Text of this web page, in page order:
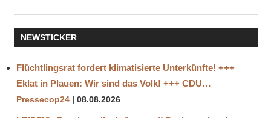
ÖLKNAPPHEIT
EASING
RUSSLAND
SANKTIONEN
NEWSTICKER
Flüchtlingsrat fordert klimatisierte Unterkünfte! +++
Eklat in Plauen: Wir sind das Volk! +++ CDU…
Pressecop24 08.08.2026